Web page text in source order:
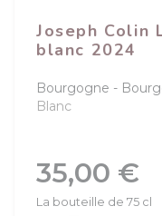
Joseph Colin
blanc 2024
Bourgogne
Blanc
Prix
35,00 €
La bouteille de 75 cl